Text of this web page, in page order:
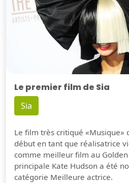
Le premier film de Sia
Sia
Le film très critiqué «Musique»
début en tant que réalisatrice
comme meilleur film au
principale Kate Hudson a été
catégorie Meilleure actrice.